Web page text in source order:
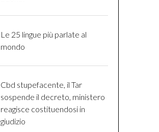
Le 25 lingue più parlate al
mondo
Cbd stupefacente, il Tar
sospende il decreto, ministero
reagisce costituendosi in
giudizio